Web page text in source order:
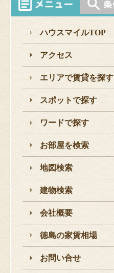
ハウスマイルTOP
アクセス
エリアで賃貸を探す
スポットで探す
ワードで探す
お部屋を検索
地図検索
建物検索
会社概要
徳島の家賃相場
お問い合せ